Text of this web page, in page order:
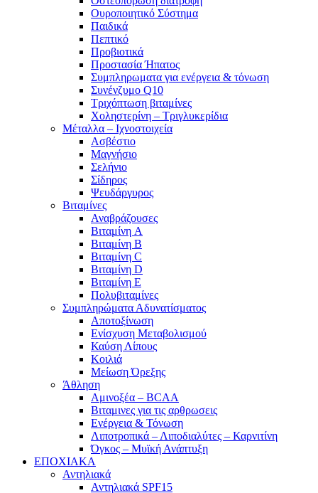
Ουροποιητικό Σύστημα
Παιδικά
Πεπτικό
Προβιοτικά
Προστασία Ήπατος
Συμπληρωματα για ενέργεια & τόνωση
Συνένζυμο Q10
Τριχόπτωση βιταμίνες
Χοληστερίνη – Τριγλυκερίδια
Μέταλλα – Ιχνοστοιχεία
Ασβέστιο
Μαγνήσιο
Σελήνιο
Σίδηρος
Ψευδάργυρος
Βιταμίνες
Αναβράζουσες
Βιταμίνη A
Βιταμίνη B
Βιταμίνη C
Βιταμίνη D
Βιταμίνη E
Πολυβιταμίνες
Συμπληρώματα Αδυνατίσματος
Αποτοξίνωση
Ενίσχυση Μεταβολισμού
Καύση Λίπους
Κοιλιά
Μείωση Όρεξης
Άθληση
Αμινοξέα – BCAA
Βιταμινες για τις αρθρωσεις
Ενέργεια & Τόνωση
Λιποτροπικά – Λιποδιαλύτες – Καρνιτίνη
Όγκος – Μυϊκή Ανάπτυξη
ΕΠΟΧΙΑΚΑ
Αντηλιακά
Αντηλιακά SPF15